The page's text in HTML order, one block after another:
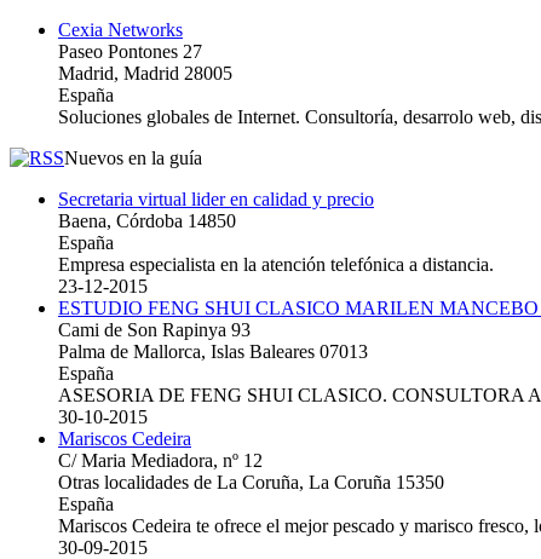
Cexia Networks
Paseo Pontones 27
Madrid, Madrid 28005
España
Soluciones globales de Internet. Consultoría, desarrolo web,
Nuevos en la guía
Secretaria virtual lider en calidad y precio
Baena, Córdoba 14850
España
Empresa especialista en la atención telefónica a distancia.
23-12-2015
ESTUDIO FENG SHUI CLASICO MARILEN MANCEBO
Cami de Son Rapinya 93
Palma de Mallorca, Islas Baleares 07013
España
ASESORIA DE FENG SHUI CLASICO. CONSULTORA
30-10-2015
Mariscos Cedeira
C/ Maria Mediadora, nº 12
Otras localidades de La Coruña, La Coruña 15350
España
Mariscos Cedeira te ofrece el mejor pescado y marisco fresco,
30-09-2015